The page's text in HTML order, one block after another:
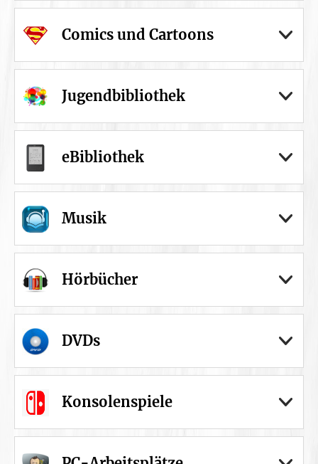
Comics und Cartoons
Jugendbibliothek
eBibliothek
Musik
Hörbücher
DVDs
Konsolenspiele